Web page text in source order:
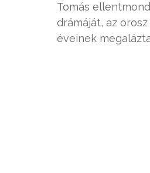
Tomás
drámáját, az
éveinek